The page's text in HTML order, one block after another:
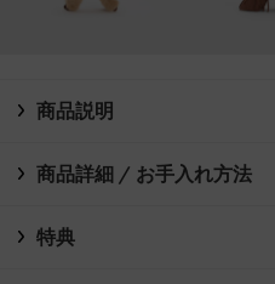
商品説明
商品詳細 / お手入れ方法
特典